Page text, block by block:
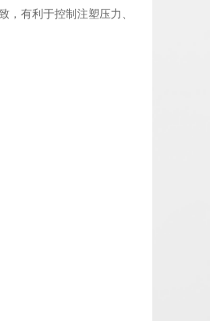
有利于控制注塑压力、